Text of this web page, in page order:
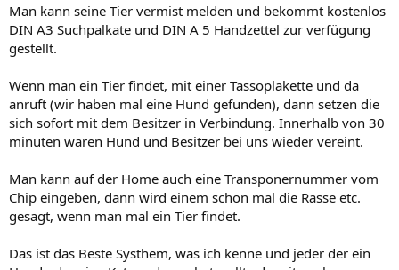
Man kann seine Tier vermist melden und bekommt kostenlos
DIN A3 Suchpalkate und DIN A 5 Handzettel zur verfügung
gestellt.
Wenn man ein Tier findet, mit einer Tassoplakette und da
anruft (wir haben mal eine Hund gefunden), dann setzen die
sich sofort mit dem Besitzer in Verbindung. Innerhalb von 30
minuten waren Hund und Besitzer bei uns wieder vereint.
Man kann auf der Home auch eine Transponernummer vom
Chip eingeben, dann wird einem schon mal die Rasse etc.
gesagt, wenn man mal ein Tier findet.
Das ist das Beste Systhem, was ich kenne und jeder der ein